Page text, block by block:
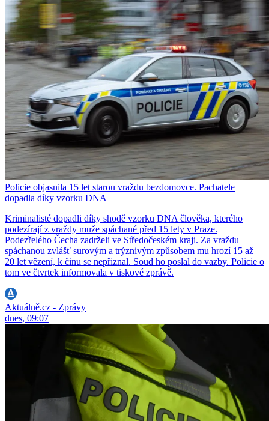
Policie objasnila 15 let starou vraždu bezdomovce. Pachatele
dopadla díky vzorku DNA
Kriminalisté dopadli díky shodě vzorku DNA člověka, kterého
podezírají z vraždy muže spáchané před 15 lety v Praze.
Podezřelého Čecha zadrželi ve Středočeském kraji. Za vraždu
spáchanou zvlášť surovým a trýznivým způsobem mu hrozí 15 až
20 let vězení, k činu se nepřiznal. Soud ho poslal do vazby. Policie o
tom ve čtvrtek informovala v tiskové zprávě.
Aktuálně.cz - Zprávy
dnes, 09:07